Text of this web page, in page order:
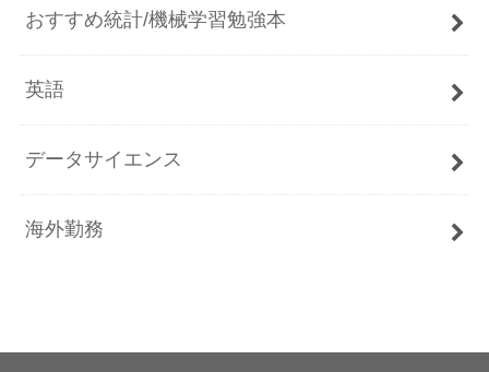
おすすめ統計/機械学習勉強本
英語
データサイエンス
海外勤務